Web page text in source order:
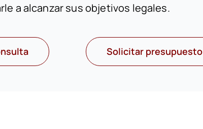
a alcanzar sus objetivos legales.
Solicitar presupuesto